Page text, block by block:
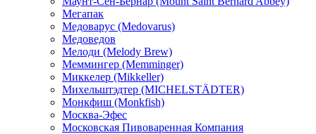
Мегапак
Медоварус (Medovarus)
Медоведов
Мелоди (Melody Brew)
Меммингер (Memminger)
Миккелер (Mikkeller)
Михельштэдтер (MICHELSTÄDTER)
Монкфиш (Monkfish)
Москва-Эфес
Московская Пивоваренная Компания